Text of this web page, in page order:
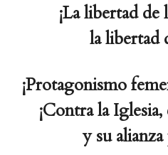
¡La libertad de
la libertad
¡Protagonismo
¡Contra la
y su